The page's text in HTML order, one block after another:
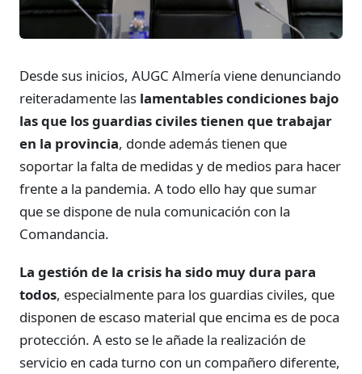
Desde sus inicios, AUGC Almería viene denunciando
reiteradamente las lamentables condiciones bajo
las que los guardias civiles tienen que trabajar
en la provincia, donde además tienen que
soportar la falta de medidas y de medios para hacer
frente a la pandemia. A todo ello hay que sumar
que se dispone de nula comunicación con la
Comandancia.
La gestión de la crisis ha sido muy dura para
todos, especialmente para los guardias civiles, que
disponen de escaso material que encima es de poca
protección. A esto se le añade la realización de
servicio en cada turno con un compañero diferente,